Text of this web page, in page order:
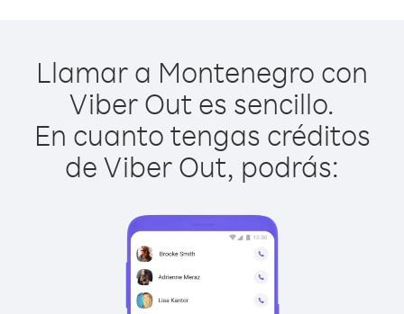
Llamar a Montenegro con
Viber Out es sencillo.
En cuanto tengas créditos
de Viber Out, podrás: